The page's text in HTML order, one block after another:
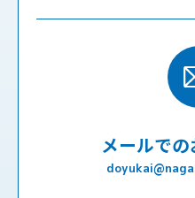
メールで